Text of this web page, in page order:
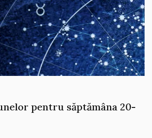
pentru săptămâna 20-